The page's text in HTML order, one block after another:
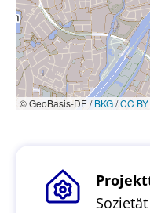
© GeoBasis-DE /BKG/CC